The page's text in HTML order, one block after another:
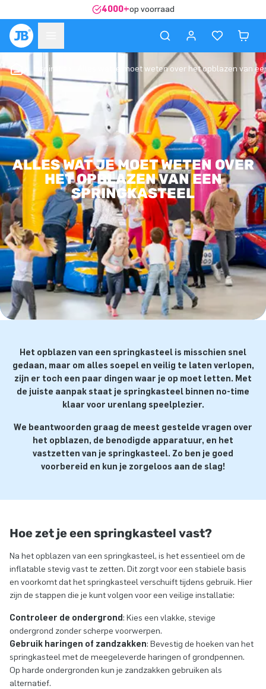
4000+op voorraad
Inspiratie Alles wat je moet weten over het opblazen van
ALLES WAT JE MOET WETEN OVER
HET OPBLAZEN VAN EEN
SPRINGKASTEEL
Het opblazen van een springkasteel is misschien snel
gedaan, maar om alles soepel en veilig te laten verlopen,
zijn er toch een paar dingen waar je op moet letten. Met
de juiste aanpak staat je springkasteel binnen no-time
klaar voor urenlang speelplezier.
We beantwoorden graag de meest gestelde vragen over
het opblazen, de benodigde apparatuur, en het
vastzetten van je springkasteel. Zo ben je goed
voorbereid en kun je zorgeloos aan de slag!
Hoe zet je een springkasteel vast?
Na het opblazen van een springkasteel, is het essentieel om de
inflatable stevig vast te zetten. Dit zorgt voor een stabiele basis
en voorkomt dat het springkasteel verschuift tijdens gebruik. Hier
zijn de stappen die je kunt volgen voor een veilige installatie:
Controleer de ondergrond: Kies een vlakke, stevige
ondergrond zonder scherpe voorwerpen.
Gebruik haringen of zandzakken: Bevestig de hoeken van het
springkasteel met de meegeleverde haringen of grondpennen.
Op harde ondergronden kun je zandzakken gebruiken als
alternatief.